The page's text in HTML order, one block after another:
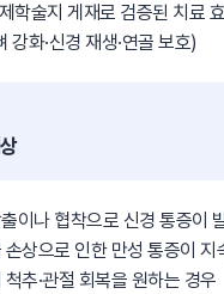
학술지 게재로 검증된 치료
강화·신경 재생·연골 보호)
이나 협착으로 신경 통증이
손상으로 인한 만성 통증이 지
추·관절 회복을 원하는 경우